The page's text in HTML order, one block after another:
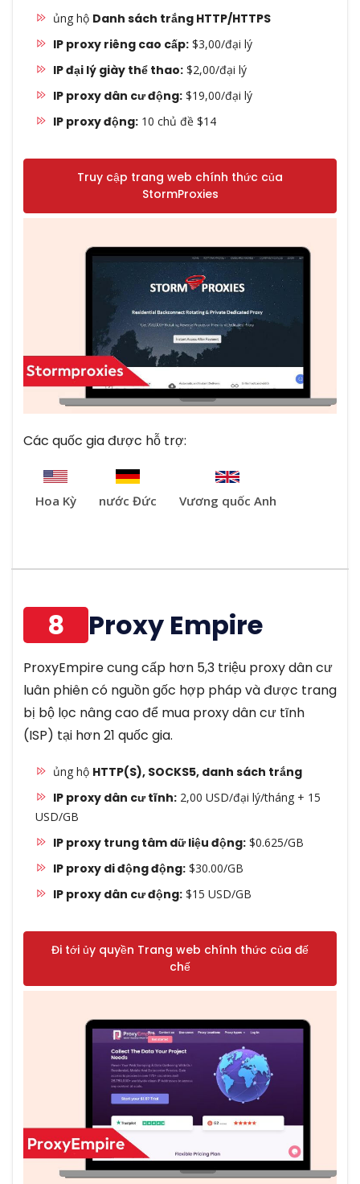
ủng hộ Danh sách trắng HTTP/HTTPS
IP proxy riêng cao cấp:$3,00/đại lý
IP đại lý giày thể thao:$2,00/đại lý
IP proxy dân cư động:$19,00/đại lý
IP proxy động:10 chủ đề $14
Truy cập trang web chính thức của
StormProxies
Các quốc gia được hỗ trợ:
Hoa Kỳ nước Đức Vương quốc Anh
8 Proxy Empire
ProxyEmpire cung cấp hơn 5,3 triệu proxy dân cư
luân phiên có nguồn gốc hợp pháp và được trang
bị bộ lọc nâng cao để mua proxy dân cư tĩnh
(ISP) tại hơn 21 quốc gia.
ủng hộ HTTP(S), SOCKS5, danh sách trắng
IP proxy dân cư tĩnh:2,00 USD/đại lý/tháng + 15
USD/GB
IP proxy trung tâm dữ liệu động:$0.625/GB
IP proxy di động động:$30.00/GB
IP proxy dân cư động:$15 USD/GB
Đi tới ủy quyền Trang web chính thức của đế
chế